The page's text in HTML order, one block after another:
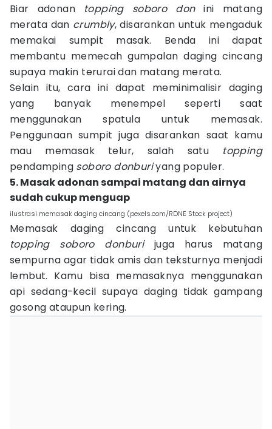
Biar adonan topping soboro donini matang
merata dan crumbly, disarankan untuk mengaduk
memakai sumpit masak. Benda ini dapat
membantu memecah gumpalan daging cincang
supaya makin terurai dan matang merata.
Selain itu, cara ini dapat meminimalisir daging
yang banyak menempel seperti saat
menggunakan spatula untuk memasak.
Penggunaan sumpit juga disarankan saat kamu
mau memasak telur, salah satu topping
pendamping soboro donburiyang populer.
5. Masak adonan sampai matang dan airnya
sudah cukup menguap
ilustrasi memasak daging cincang (pexels.com/RDNE Stock project)
Memasak daging cincang untuk kebutuhan
topping soboro donburi juga harus matang
sempurna agar tidak amis dan teksturnya menjadi
lembut. Kamu bisa memasaknya menggunakan
api sedang-kecil supaya daging tidak gampang
gosong ataupun kering.